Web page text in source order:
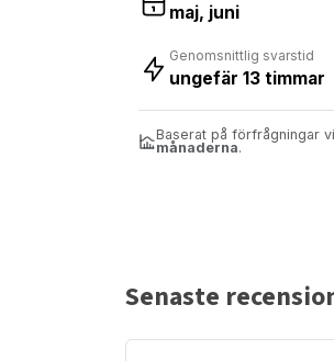
maj, juni
Genomsnittlig svarstid
ungefär 13 timmar
Baserat på förfrågningar
månaderna.
Senaste